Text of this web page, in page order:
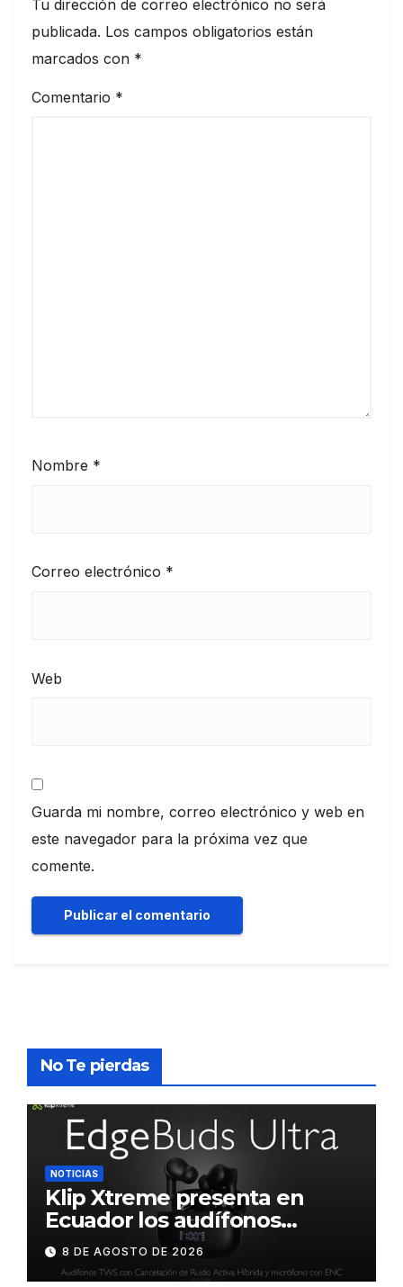
Tu dirección de correo electrónico no será
publicada. Los campos obligatorios están
marcados con *
Comentario *
Nombre *
Correo electrónico *
Web
Guarda mi nombre, correo electrónico y web en
este navegador para la próxima vez que
comente.
No Te pierdas
NOTICIAS
Klip Xtreme presenta en
Ecuador los audífonos
DynaBuds con sonido
inteligente y control táctil
8 DE AGOSTO DE 2026